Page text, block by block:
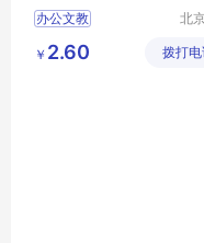
办公文教
北
传
￥ 2.60 拨打